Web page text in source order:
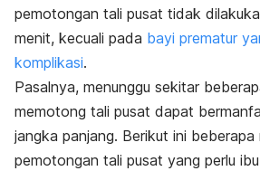
pemotongan tali pusat tidak
menit, kecuali pada bayi prematur
komplikasi.
Pasalnya, menunggu sekitar
memotong tali pusat dapat
jangka panjang. Berikut ini
pemotongan tali pusat yang perlu